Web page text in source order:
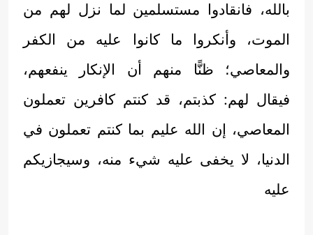
بالله، فانقادوا مستسلمين لما نزل لهم من
الموت، وأنكروا ما كانوا عليه من الكفر
والمعاصي؛ ظنًّا منهم أن الإنكار ينفعهم،
فيقال لهم: كذبتم، قد كنتم كافرين تعملون
المعاصي، إن الله عليم بما كنتم تعملون في
الدنيا، لا يخفى عليه شيء منه، وسيجازيكم
عليه